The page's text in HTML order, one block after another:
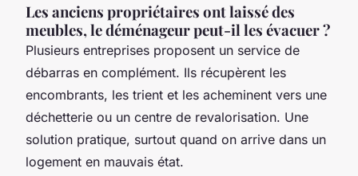
Les anciens propriétaires ont laissé des
meubles, le déménageur peut-il les évacuer ?
Plusieurs entreprises proposent un service de
débarras en complément. Ils récupèrent les
encombrants, les trient et les acheminent vers une
déchetterie ou un centre de revalorisation. Une
solution pratique, surtout quand on arrive dans un
logement en mauvais état.